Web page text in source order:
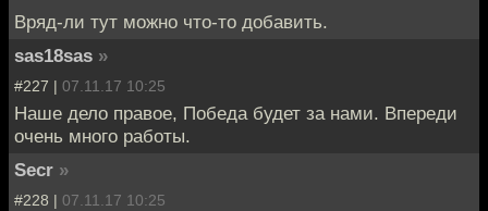
Вряд-ли тут можно что-то добавить.
sas18sas »
#227 | 07.11.17 10:25
Наше дело правое, Победа будет за нами. Впереди
очень много работы.
Secr »
#228 | 07.11.17 10:25